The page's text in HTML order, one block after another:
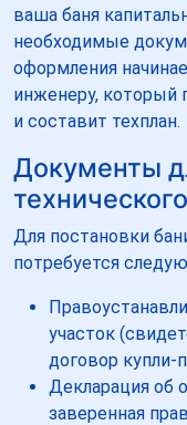
ваша баня
необходимые
оформления
инженеру, который
и составит техплан.
Документы
Для постановки
потребуется
участок
договор купли-
Декларация об
заверенная